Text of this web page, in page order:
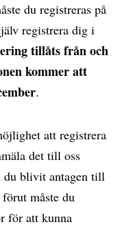
du registreras på
registrera dig i
tillåts från och
kommer att
.
att registrera
det till oss
du blivit antagen till
måste du
för att kunna